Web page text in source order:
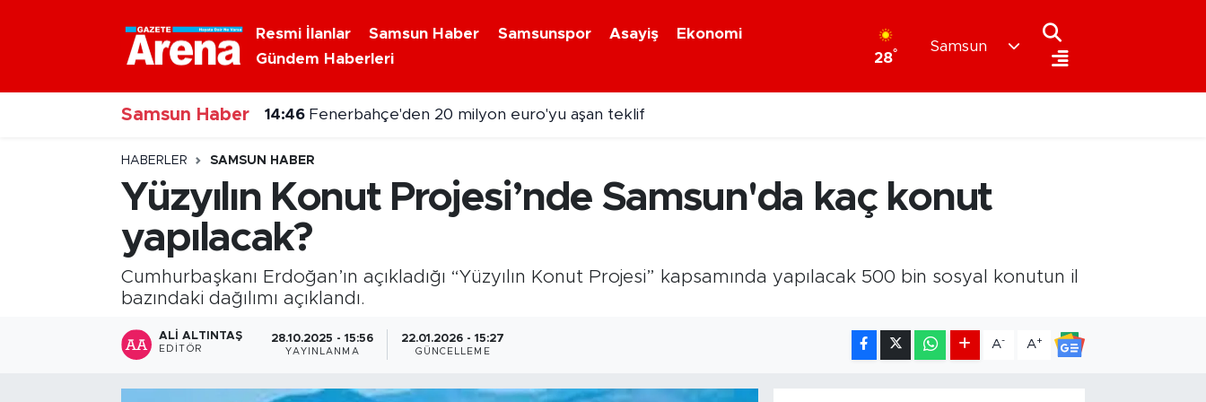
Resmi İlanlar Samsun Haber Samsunspor Asayiş
Ekonomi
Gündem Haberleri
28°
Samsun
Samsun Haber 14:46 Fenerbahçe'den 20 milyon euro'yu aşan teklif
HABERLER SAMSUN HABER
Yüzyılın Konut Projesi’nde Samsun'da kaç konut
yapılacak?
Cumhurbaşkanı Erdoğan’ın açıkladığı “Yüzyılın Konut Projesi” kapsamında yapılacak 500 bin sosyal konutun il
bazındaki dağılımı açıklandı.
ALI ALTINTAŞ
EDITÖR
28.10.2025 - 15:56
YAYINLANMA
22.01.2026 - 15:27
GÜNCELLEME
A- A+
Nöbetçi Eczaneler
Hava Durumu
Samsun Namaz Vakitleri
Trafik Durumu
Süper Lig Puan Durumu ve Fikstür
Tüm Manşetler
Son Dakika Haberleri
Haber Arşivi